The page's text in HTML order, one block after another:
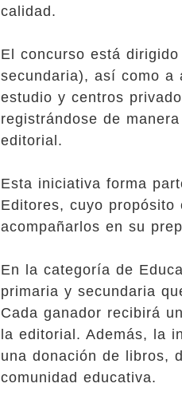
calidad.
El concurso está
secundaria), así como a
estudio y centros
registrándose de
editorial.
Esta iniciativa forma
Editores, cuyo
acompañarlos en su
En la categoría de
primaria y secundaria
Cada ganador recibirá
la editorial. Además, la
una donación de libros,
comunidad educativa.